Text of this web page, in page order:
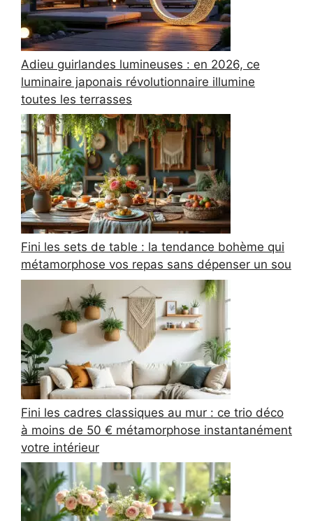
Adieu guirlandes lumineuses : en 2026, ce
luminaire japonais révolutionnaire illumine
toutes les terrasses
Fini les sets de table : la tendance bohème qui
métamorphose vos repas sans dépenser un sou
Fini les cadres classiques au mur : ce trio déco
à moins de 50 € métamorphose instantanément
votre intérieur